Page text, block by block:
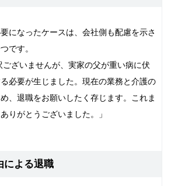
になったケースは、会社側も配慮を示さ
です。
ございませんが、実家の父が重い病に伏
必要が生じました。現在の業務と介護の
、退職をお願いしたく存じます。これま
りがとうございました。」
による退職